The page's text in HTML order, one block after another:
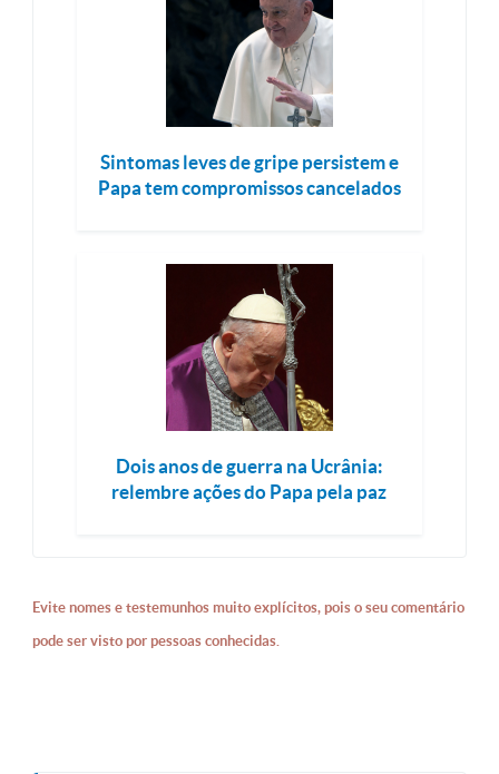
Sintomas leves de gripe persistem e
Papa tem compromissos cancelados
Dois anos de guerra na Ucrânia:
relembre ações do Papa pela paz
Evite nomes e testemunhos muito explícitos, pois o seu comentário
pode ser visto por pessoas conhecidas.